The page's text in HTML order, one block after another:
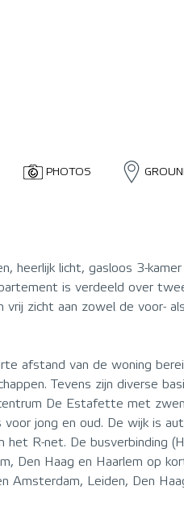
PHOTOS
heerlijk licht, gasloos 3-
is verdeeld over
vrij zicht aan zowel de voor-
afstand van de woning
Tevens zijn diverse
De Estafette met
voor jong en oud. De wijk is
het R-net. De busverbinding
Den Haag en Haarlem op
Amsterdam, Leiden, Den